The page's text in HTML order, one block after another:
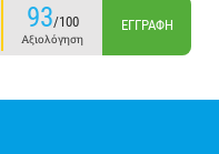
93/100
Αξιολόγηση
ΕΓΓΡΑΦΉ